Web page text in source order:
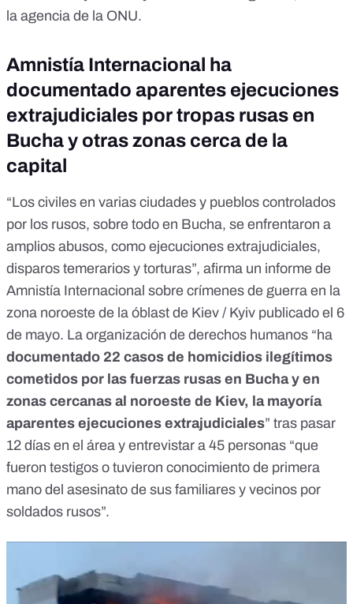
la agencia de la ONU.
Amnistía Internacional ha
documentado aparentes ejecuciones
extrajudiciales por tropas rusas en
Bucha y otras zonas cerca de la
capital
“Los civiles en varias ciudades y pueblos controlados
por los rusos, sobre todo en Bucha, se enfrentaron a
amplios abusos, como ejecuciones extrajudiciales,
disparos temerarios y torturas”, afirma un informe de
Amnistía Internacional sobre crímenes de guerra en la
zona noroeste de la óblast de Kiev / Kyiv publicado el 6
de mayo. La organización de derechos humanos “ha
documentado 22 casos de homicidios ilegítimos
cometidos por las fuerzas rusas en Bucha y en
zonas cercanas al noroeste de Kiev, la mayoría
aparentes ejecuciones extrajudiciales” tras pasar
12 días en el área y entrevistar a 45 personas “que
fueron testigos o tuvieron conocimiento de primera
mano del asesinato de sus familiares y vecinos por
soldados rusos”.